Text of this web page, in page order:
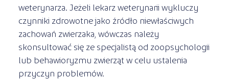
weterynarza. Jeżeli lekarz weterynarii wykluczy
czynniki zdrowotne jako źródło niewłaściwych
zachowań zwierzaka, wówczas należy
skonsultować się ze specjalistą od zoopsychologii
lub behawioryzmu zwierząt w celu ustalenia
przyczyn problemów.